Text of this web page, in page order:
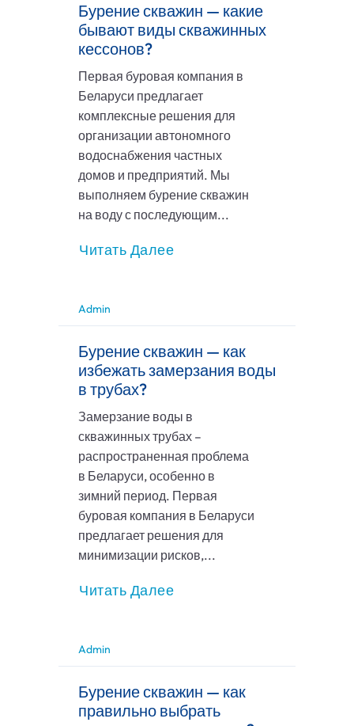
Бурение скважин — какие
бывают виды скважинных
кессонов?
Первая буровая компания в
Беларуси предлагает
комплексные решения для
организации автономного
водоснабжения частных
домов и предприятий. Мы
выполняем бурение скважин
на воду с последующим...
Читать Далее
Admin
Бурение скважин — как
избежать замерзания воды
в трубах?
Замерзание воды в
скважинных трубах –
распространенная проблема
в Беларуси, особенно в
зимний период. Первая
буровая компания в Беларуси
предлагает решения для
минимизации рисков,...
Читать Далее
Admin
Бурение скважин — как
правильно выбрать